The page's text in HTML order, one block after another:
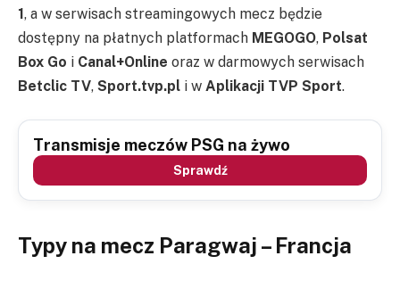
1, a w serwisach streamingowych mecz będzie
dostępny na płatnych platformach MEGOGO, Polsat
Box Go i Canal+Online oraz w darmowych serwisach
Betclic TV, Sport.tvp.pl i w Aplikacji TVP Sport.
Transmisje meczów PSG na żywo
Sprawdź
Typy na mecz Paragwaj – Francja